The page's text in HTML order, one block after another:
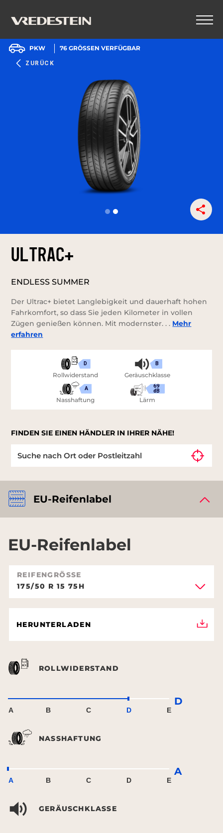
ZURÜCK
PKW 76 GRÖSSEN VERFÜGBAR
ULTRAC+
ENDLESS SUMMER
Der Ultrac+ bietet Langlebigkeit und dauerhaft hohen
Fahrkomfort, so dass Sie jeden Kilometer in vollen
Zügen genießen können. Mit modernster. . . Mehr
erfahren
D
Rollwiderstand
A
Nasshaftung
B
Geräuschklasse
69
dB
Lärm
FINDEN SIE EINEN HÄNDLER IN IHRER NÄHE!
EU-Reifenlabel
EU-Reifenlabel
REIFENGRÖSSE
175/50 R 15 75H
HERUNTERLADEN
ROLLWIDERSTAND
A B C D E
D
NASSHAFTUNG
A B C D E
A
GERÄUSCHKLASSE